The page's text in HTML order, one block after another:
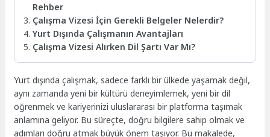
Rehber
Çalışma Vizesi İçin Gerekli Belgeler Nelerdir?
Yurt Dışında Çalışmanın Avantajları
Çalışma Vizesi Alırken Dil Şartı Var Mı?
Yurt dışında çalışmak, sadece farklı bir ülkede yaşamak değil,
aynı zamanda yeni bir kültürü deneyimlemek, yeni bir dil
öğrenmek ve kariyerinizi uluslararası bir platforma taşımak
anlamına geliyor. Bu süreçte, doğru bilgilere sahip olmak ve
adımları doğru atmak büyük önem taşıyor. Bu makalede,